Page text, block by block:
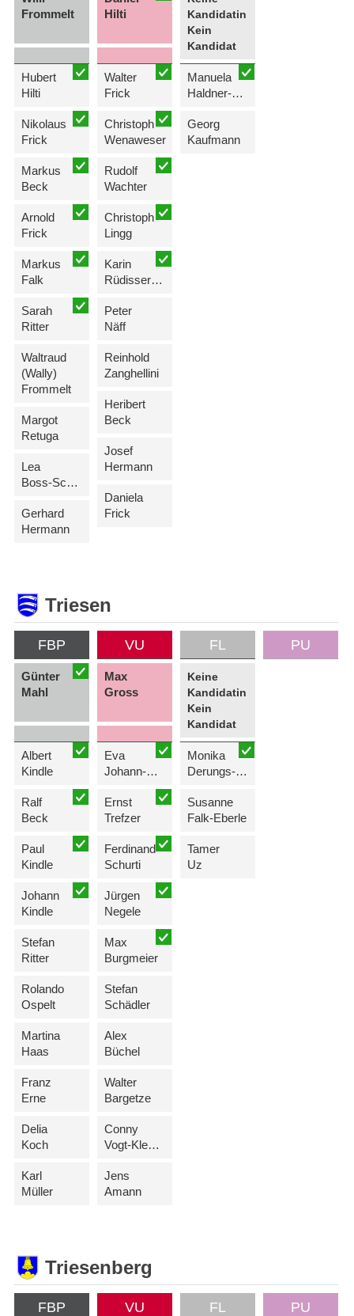
Frommelt
Hubert
Hilti
Nikolaus
Frick
Markus
Beck
Arnold
Frick
Markus
Falk
Sarah
Ritter
Waltraud
(Wally)
Frommelt
Margot
Retuga
Lea
Boss-Schierscher
Gerhard
Hermann
Hilti
Walter
Frick
Christoph
Wenaweser
Rudolf
Wachter
Christoph
Lingg
Karin
Rüdisser-Quaderer
Peter
Näff
Reinhold
Zanghellini
Heribert
Beck
Josef
Hermann
Daniela
Frick
Kandidatin
Kein
Kandidat
Manuela
Haldner-Schierscher
Georg
Kaufmann
Triesen
FBP
Günter
Mahl
Albert
Kindle
Ralf
Beck
Paul
Kindle
Johann
Kindle
Stefan
Ritter
Rolando
Ospelt
Martina
Haas
Franz
Erne
Delia
Koch
Karl
Müller
VU
Max
Gross
Eva
Johann-Heidegger
Ernst
Trefzer
Ferdinand
Schurti
Jürgen
Negele
Max
Burgmeier
Stefan
Schädler
Alex
Büchel
Walter
Bargetze
Conny
Vogt-Kleeberger
Jens
Amann
FL
Keine
Kandidatin
Kein
Kandidat
Monika
Derungs-Scherzer
Susanne
Falk-Eberle
Tamer
Uz
PU
Triesenberg
FBP VU FL PU